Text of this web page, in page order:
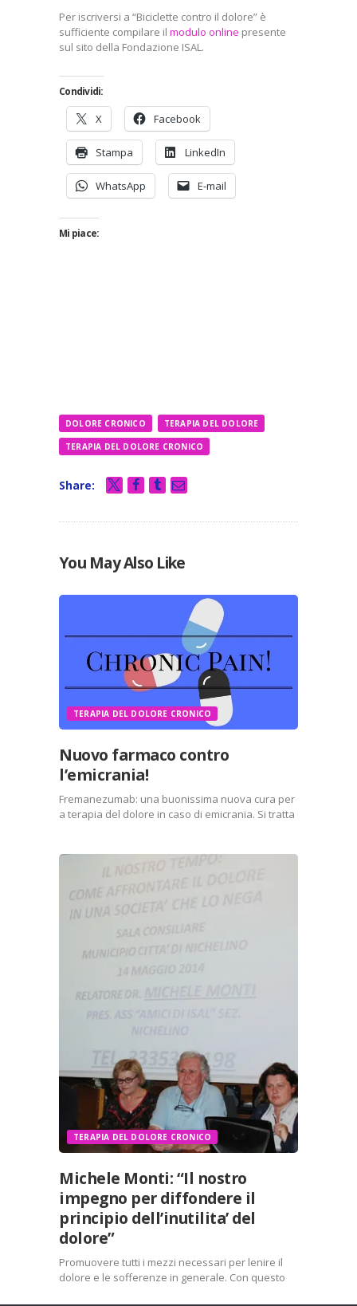
Per iscriversi a “Biciclette contro il dolore” è
sufficiente compilare il modulo online presente
sul sito della Fondazione ISAL.
Condividi:
X Facebook
Stampa LinkedIn
WhatsApp E-mail
Mi piace:
DOLORE CRONICO TERAPIA DEL DOLORE
TERAPIA DEL DOLORE CRONICO
Share:
You May Also Like
TERAPIA DEL DOLORE CRONICO
Nuovo farmaco contro
l’emicrania!
Fremanezumab: una buonissima nuova cura per
a terapia del dolore in caso di emicrania. Si tratta
delle persone che soffrono di cefalea. Uno…
Condividi:
Stampa LinkedIn
WhatsApp
TERAPIA DEL DOLORE CRONICO
Michele Monti: “Il nostro
impegno per diffondere il
principio dell’inutilita’ del
dolore”
Promuovere tutti i mezzi necessari per lenire il
dolore e le sofferenze in generale. Con questo